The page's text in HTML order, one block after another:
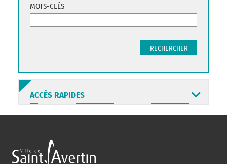
MOTS-CLÉS
RECHERCHER
ACCÈS RAPIDES
ANNUAIRE